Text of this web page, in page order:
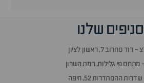
שלנו
סחרוב 7, ראשון לציון
מתחם פי גלילות, רמת השרון
ההסתדרות 52, חיפה